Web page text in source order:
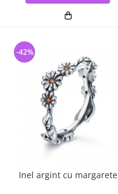
Inel argint cu margarete
-42%